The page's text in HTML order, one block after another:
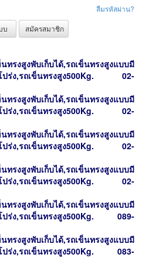
ลืมรหัสผ่าน?
บ
สมัครสมาชิก
สูงพับเก็บได้,รถเข็นทรงสูงแบบมี
โปร่ง,รถเข็นทรงสูง500Kg. 02-
ทรงสูงพับเก็บได้,รถเข็นทรงสูงแบบมี
ร่ง,รถเข็นทรงสูง500Kg.
02-
ทรงสูงพับเก็บได้,รถเข็นทรงสูงแบบมี
ปร่ง,รถเข็นทรงสูง500Kg.
02-
ทรงสูงพับเก็บได้,รถเข็นทรงสูงแบบมี
ปร่ง,รถเข็นทรงสูง500Kg.
02-
ทรงสูงพับเก็บได้,รถเข็นทรงสูงแบบมี
ร่ง,รถเข็นทรงสูง500Kg.
089-
ทรงสูงพับเก็บได้,รถเข็นทรงสูงแบบมี
ร่ง,รถเข็นทรงสูง500Kg.
083-